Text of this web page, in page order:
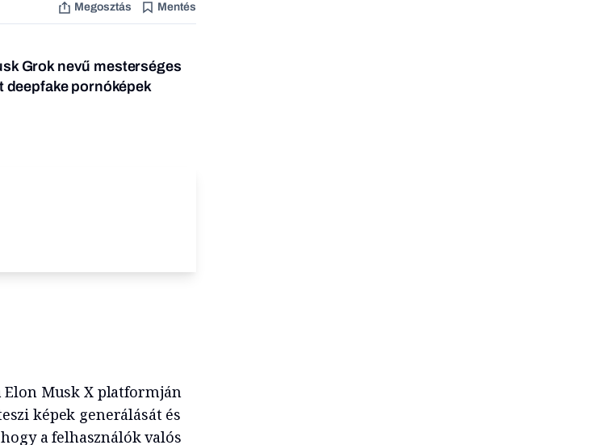
Megosztás Mentés
Grok nevű mesterséges
deepfake pornóképek
Musk X platformján
képek generálását és
a felhasználók valós